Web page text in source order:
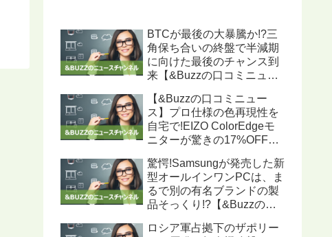
BTCが最後の大暴騰か!?三
角保ち合いの終盤で半減期
に向けた最後のチャンス到
来【&Buzzの口コミニュー
【&Buzzの口コミニュー
ス】プロ仕様の色再現性を
自宅で!EIZO ColorEdgeモ
ニターが驚きの17%OFF、
ション機能搭載で写真・動
画編集に最適
驚愕!Samsungが発売した新
型オールインワンPCは、ま
るで別の有名ブランドの製
品そっくり!?【&Buzzの口
ロシア軍占拠下のザポリー